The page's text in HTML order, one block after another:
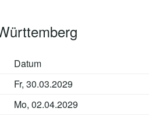
Datum
Fr, 30.03.2029
Mo, 02.04.2029